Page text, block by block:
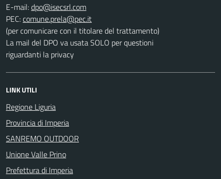
E-mail:
PEC:
(per comunicare con il titolare del trattamento)
La mail del DPO va usata SOLO per questioni
riguardanti la privacy
LINK UTILI
Regione Liguria
Provincia di Imperia
SANREMO OUTDOOR
Unione Valle Prino
Prefettura di Imperia